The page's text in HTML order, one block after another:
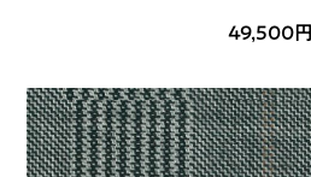
49,500円